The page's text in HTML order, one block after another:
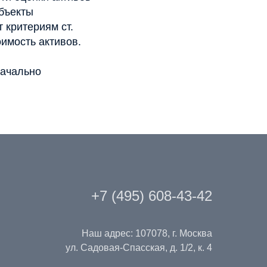
ст.
активов.
Наш адрес: 107078, г. Москва
ул. Садовая-Спасская, д. 1/2, к. 4
+7 (495) 608-43-42